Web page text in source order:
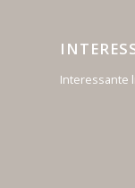
Interessante